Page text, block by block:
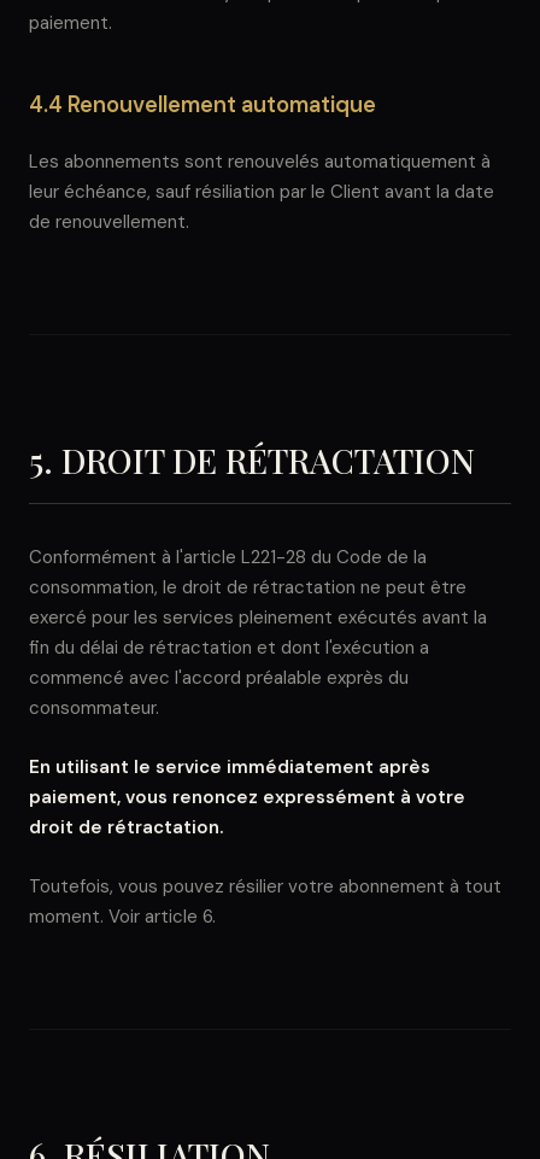
paiement.
4.4 Renouvellement automatique
Les abonnements sont renouvelés automatiquement à
leur échéance, sauf résiliation par le Client avant la date
de renouvellement.
5. DROIT DE RÉTRACTATION
Conformément à l'article L221-28 du Code de la
consommation, le droit de rétractation ne peut être
exercé pour les services pleinement exécutés avant la
fin du délai de rétractation et dont l'exécution a
commencé avec l'accord préalable exprès du
consommateur.
En utilisant le service immédiatement après
paiement, vous renoncez expressément à votre
droit de rétractation.
Toutefois, vous pouvez résilier votre abonnement à tout
moment. Voir article 6.